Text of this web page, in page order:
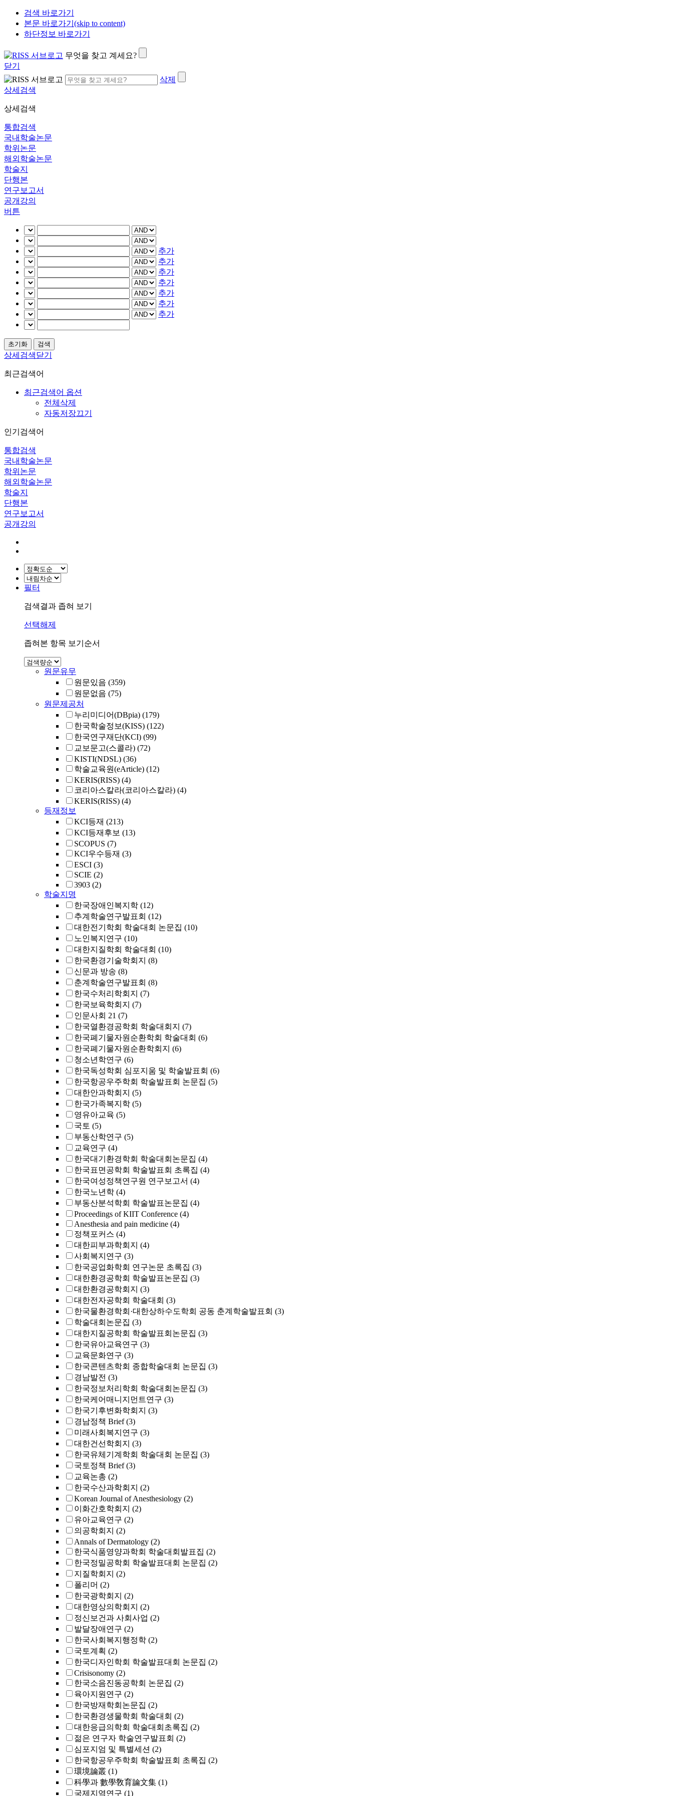
검색 바로가기
본문 바로가기(skip to content)
하단정보 바로가기
무엇을 찾고 계세요?
닫기
삭제
상세검색
상세검색
통합검색
국내학술논문
학위논문
해외학술논문
학술지
단행본
연구보고서
공개강의
버튼
추가
추가
추가
추가
추가
추가
추가
상세검색닫기
최근검색어
최근검색어 옵션
전체삭제
자동저장끄기
인기검색어
통합검색
국내학술논문
학위논문
해외학술논문
학술지
단행본
연구보고서
공개강의
필터
검색결과 좁혀 보기
선택해제
좁혀본 항목 보기순서
원문유무
원문있음 (359)
원문없음 (75)
원문제공처
누리미디어(DBpia) (179)
한국학술정보(KISS) (122)
한국연구재단(KCI) (99)
교보문고(스콜라) (72)
KISTI(NDSL) (36)
학술교육원(eArticle) (12)
KERIS(RISS) (4)
코리아스칼라(코리아스칼라) (4)
KERIS(RISS) (4)
등재정보
KCI등재 (213)
KCI등재후보 (13)
SCOPUS (7)
KCI우수등재 (3)
ESCI (3)
SCIE (2)
3903 (2)
학술지명
한국장애인복지학 (12)
추계학술연구발표회 (12)
대한전기학회 학술대회 논문집 (10)
노인복지연구 (10)
대한지질학회 학술대회 (10)
한국환경기술학회지 (8)
신문과 방송 (8)
춘계학술연구발표회 (8)
한국수처리학회지 (7)
한국보육학회지 (7)
인문사회 21 (7)
한국열환경공학회 학술대회지 (7)
한국폐기물자원순환학회 학술대회 (6)
한국폐기물자원순환학회지 (6)
청소년학연구 (6)
한국독성학회 심포지움 및 학술발표회 (6)
한국항공우주학회 학술발표회 논문집 (5)
대한안과학회지 (5)
한국가족복지학 (5)
영유아교육 (5)
국토 (5)
부동산학연구 (5)
교육연구 (4)
한국대기환경학회 학술대회논문집 (4)
한국표면공학회 학술발표회 초록집 (4)
한국여성정책연구원 연구보고서 (4)
한국노년학 (4)
부동산분석학회 학술발표논문집 (4)
Proceedings of KIIT Conference (4)
Anesthesia and pain medicine (4)
정책포커스 (4)
대한피부과학회지 (4)
사회복지연구 (3)
한국공업화학회 연구논문 초록집 (3)
대한환경공학회 학술발표논문집 (3)
대한환경공학회지 (3)
대한전자공학회 학술대회 (3)
한국물환경학회·대한상하수도학회 공동 춘계학술발표회 (3)
학술대회논문집 (3)
대한지질공학회 학술발표회논문집 (3)
한국유아교육연구 (3)
교육문화연구 (3)
한국콘텐츠학회 종합학술대회 논문집 (3)
경남발전 (3)
한국정보처리학회 학술대회논문집 (3)
한국케어매니지먼트연구 (3)
한국기후변화학회지 (3)
경남정책 Brief (3)
미래사회복지연구 (3)
대한건선학회지 (3)
한국유체기계학회 학술대회 논문집 (3)
국토정책 Brief (3)
교육논총 (2)
한국수산과학회지 (2)
Korean Journal of Anesthesiology (2)
이화간호학회지 (2)
유아교육연구 (2)
의공학회지 (2)
Annals of Dermatology (2)
한국식품영양과학회 학술대회발표집 (2)
한국정밀공학회 학술발표대회 논문집 (2)
지질학회지 (2)
폴리머 (2)
한국광학회지 (2)
대한영상의학회지 (2)
정신보건과 사회사업 (2)
발달장애연구 (2)
한국사회복지행정학 (2)
국토계획 (2)
한국디자인학회 학술발표대회 논문집 (2)
Crisisonomy (2)
한국소음진동공학회 논문집 (2)
육아지원연구 (2)
한국방재학회논문집 (2)
한국환경생물학회 학술대회 (2)
대한응급의학회 학술대회초록집 (2)
젊은 연구자 학술연구발표회 (2)
심포지엄 및 특별세션 (2)
한국항공우주학회 학술발표회 초록집 (2)
環境論叢 (1)
科學과 數學敎育論文集 (1)
국제지역연구 (1)